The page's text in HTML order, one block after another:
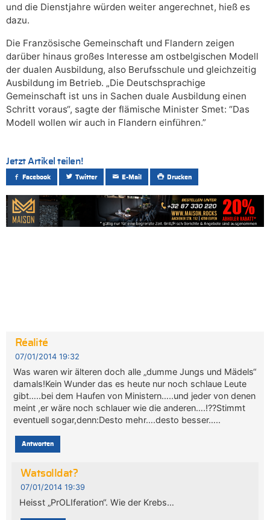
und die Dienstjahre würden weiter angerechnet, hieß es
dazu.
Die Französische Gemeinschaft und Flandern zeigen
darüber hinaus großes Interesse am ostbelgischen Modell
der dualen Ausbildung, also Berufsschule und gleichzeitig
Ausbildung im Betrieb. „Die Deutschsprachige
Gemeinschaft ist uns in Sachen duale Ausbildung einen
Schritt voraus“, sagte der flämische Minister Smet: “Das
Modell wollen wir auch in Flandern einführen.”
Jetzt Artikel teilen!
Facebook Twitter E-Mail Drucken
Réalité
07/01/2014 19:32
Was waren wir älteren doch alle „dumme Jungs und Mädels“
damals!Kein Wunder das es heute nur noch schlaue Leute
gibt…..bei dem Haufen von Ministern…..und jeder von denen
meint ,er wäre noch schlauer wie die anderen….!??Stimmt
eventuell sogar,denn:Desto mehr….desto besser…..
Antworten
Watsolldat?
07/01/2014 19:39
Heisst „PrOLIferation“. Wie der Krebs…